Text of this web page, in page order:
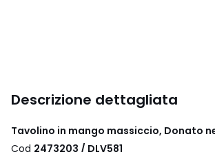
Descrizione dettagliata
Tavolino in mango massiccio, Donato
Cod 2473203 / DLV581